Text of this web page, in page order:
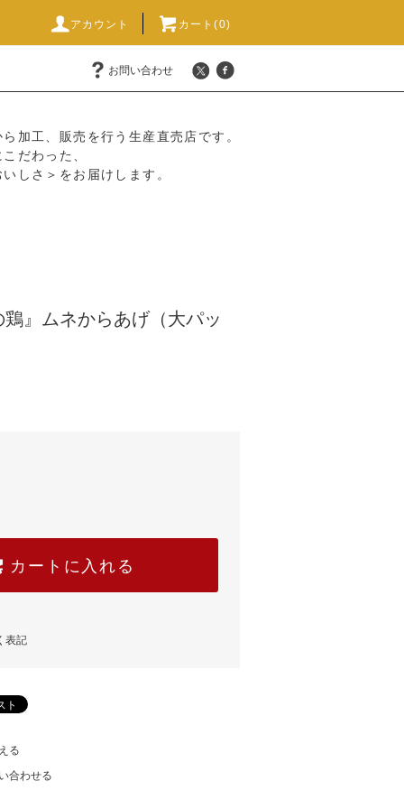
アカウント カート(0)
お問い合わせ
加工、販売を行う生産直売店です。
だわった、
しさ＞をお届けします。
』ムネからあげ（大パッ
カートに入れる
表記
る
合わせる